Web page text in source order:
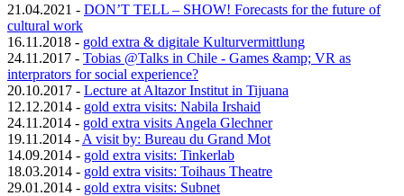
21.04.2021 - DON’T TELL – SHOW! Forecasts for the future of
cultural work
16.11.2018 - gold extra & digitale Kulturvermittlung
24.11.2017 - Tobias @Talks in Chile - Games &amp; VR as
interprators for social experience?
20.10.2017 - Lecture at Altazor Institut in Tijuana
12.12.2014 - gold extra visits: Nabila Irshaid
24.11.2014 - gold extra visits Angela Glechner
19.11.2014 - A visit by: Bureau du Grand Mot
14.09.2014 - gold extra visits: Tinkerlab
18.03.2014 - gold extra visits: Toihaus Theatre
29.01.2014 - gold extra visits: Subnet